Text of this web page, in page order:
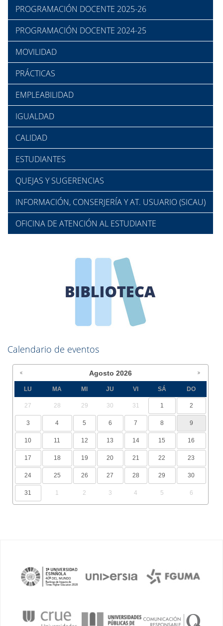
PROGRAMACIÓN DOCENTE 2025-26
PROGRAMACIÓN DOCENTE 2024-25
MOVILIDAD
PRÁCTICAS
EMPLEABILIDAD
IGUALDAD
CALIDAD
ESTUDIANTES
QUEJAS Y SUGERENCIAS
INFORMACIÓN, CONSERJERÍA Y AT. USUARIO (SICAU)
OFICINA DE ATENCIÓN AL ESTUDIANTE
Calendario de eventos
Agosto 2026
LU MA MI JU VI SÁ DO
27 28 29 30 31 1 2
3 4 5 6 7 8 9
10 11 12 13 14 15 16
17 18 19 20 21 22 23
24 25 26 27 28 29 30
31 1 2 3 4 5 6